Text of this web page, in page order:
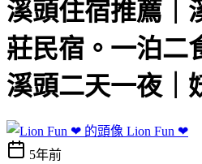
溪頭住宿推薦｜
莊民宿。一泊二
溪頭二天一夜｜
Lion Fun ❤
5年前